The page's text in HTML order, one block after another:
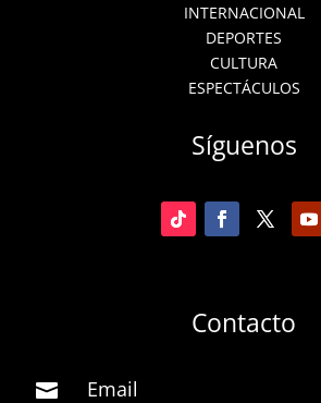
INTERNACIONAL
DEPORTES
CULTURA
ESPECTÁCULOS
Síguenos
Contacto
 Email